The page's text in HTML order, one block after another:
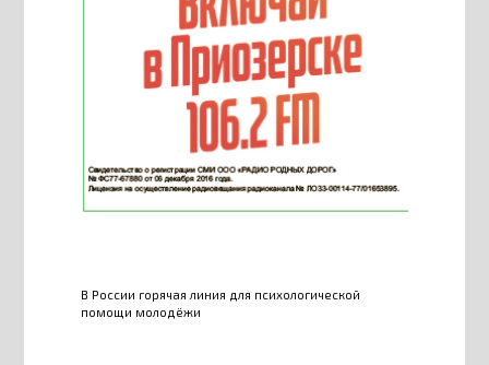
В России горячая линия для психологической
помощи молодёжи